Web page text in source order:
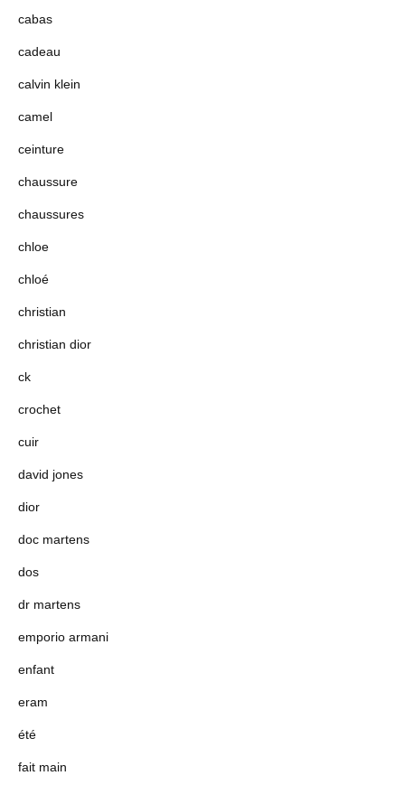
cabas
cadeau
calvin klein
camel
ceinture
chaussure
chaussures
chloe
chloé
christian
christian dior
ck
crochet
cuir
david jones
dior
doc martens
dos
dr martens
emporio armani
enfant
eram
été
fait main